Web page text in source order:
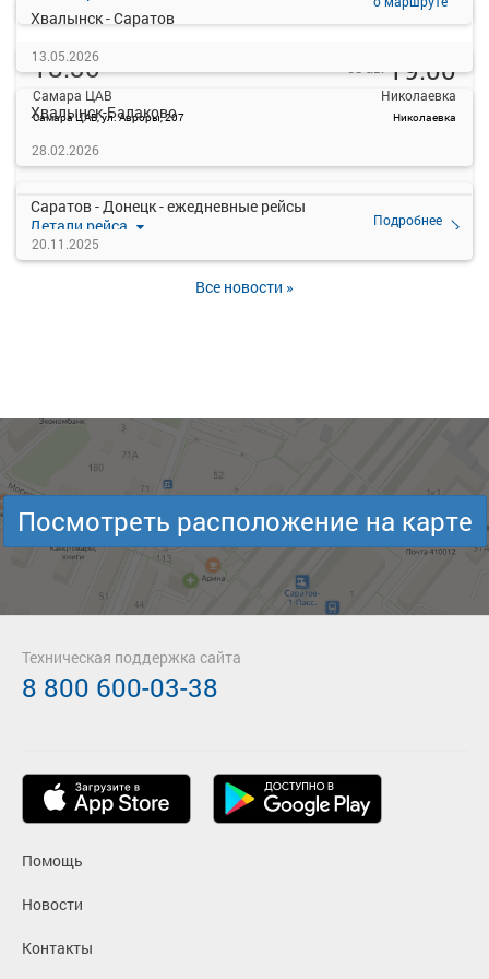
18:30
Самара ЦАВ
Самара ЦАВ, ул. Авроры, 207
08 авг19:00
Николаевка
Николаевка
Детали рейса
Подробнее
о маршруте
— руб.
Хвалынск - Саратов
13.05.2026
Хвалынск-Балаково
28.02.2026
Саратов - Донецк - ежедневные рейсы
20.11.2025
Все новости »
Посмотреть расположение на карте
Помощь
Новости
Контакты
Техническая поддержка сайта
8 800 600-03-38